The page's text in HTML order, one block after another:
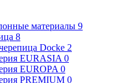
материалы 9
8
Docke 2
EURASIA 0
EUROPA 0
PREMIUM 0